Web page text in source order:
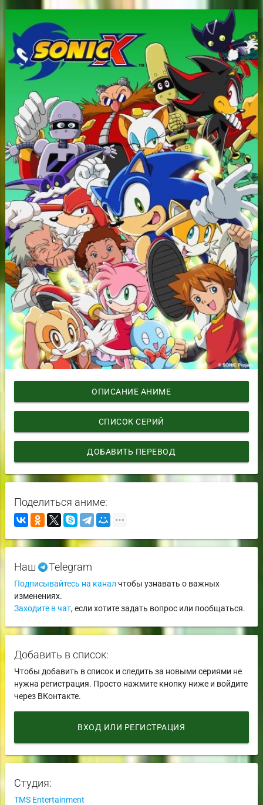
ОПИСАНИЕ АНИМЕ
СПИСОК СЕРИЙ
ДОБАВИТЬ ПЕРЕВОД
Поделиться аниме:
Наш Telegram
Подписывайтесь на канал чтобы узнавать о важных
изменениях.
Заходите в чат, если хотите задать вопрос или пообщаться.
Добавить в список:
Чтобы добавить в список и следить за новыми сериями не
нужна регистрация. Просто нажмите кнопку ниже и войдите
через ВКонтакте.
ВХОД ИЛИ РЕГИСТРАЦИЯ
Студия:
TMS Entertainment